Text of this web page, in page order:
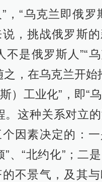
，“乌克兰即俄罗
，挑战俄罗斯
不是俄罗斯人”“
之，在乌克兰开始
）工业化”，即“
。这种关系对立
因素决定的：
”、“北约化”；二
不景气，及其